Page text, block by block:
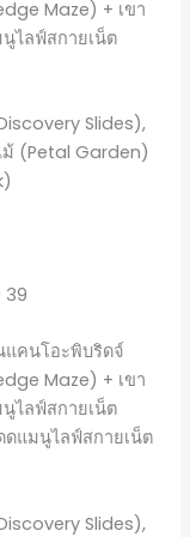
Maze) + เขา
ไลฟ์สกายเน็ต
Slides),
(Petal Garden)
39
คนโอะพิบริดจ์
Maze) + เขา
ไลฟ์สกายเน็ต
แมนูไลฟ์สกายเน็ต
Slides),